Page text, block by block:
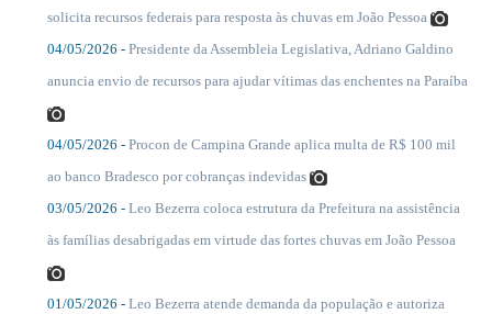
solicita recursos federais para resposta às chuvas em João Pessoa
04/05/2026 - Presidente da Assembleia Legislativa, Adriano Galdino
anuncia envio de recursos para ajudar vítimas das enchentes na Paraíba
04/05/2026 - Procon de Campina Grande aplica multa de R$ 100 mil
ao banco Bradesco por cobranças indevidas
03/05/2026 - Leo Bezerra coloca estrutura da Prefeitura na assistência
às famílias desabrigadas em virtude das fortes chuvas em João Pessoa
01/05/2026 - Leo Bezerra atende demanda da população e autoriza